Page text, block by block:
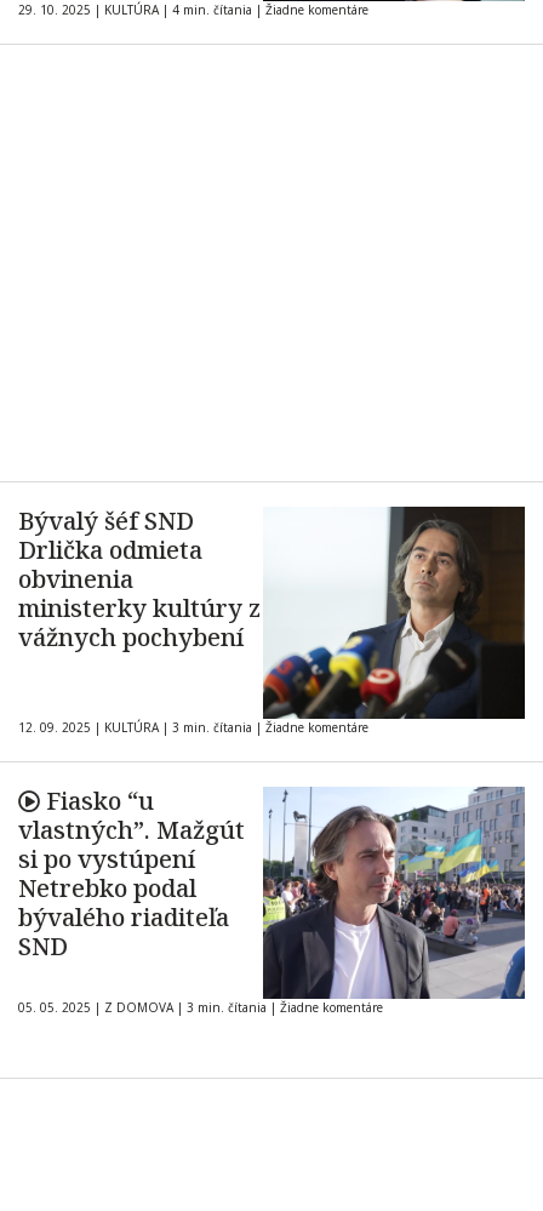
29. 10. 2025 | KULTÚRA | 4 min. čítania | Žiadne komentáre
Bývalý šéf SND
Drlička odmieta
obvinenia
ministerky kultúry z
vážnych pochybení
12. 09. 2025 | KULTÚRA | 3 min. čítania | Žiadne komentáre
Fiasko “u
vlastných”. Mažgút
si po vystúpení
Netrebko podal
bývalého riaditeľa
SND
05. 05. 2025 | Z DOMOVA | 3 min. čítania | Žiadne komentáre